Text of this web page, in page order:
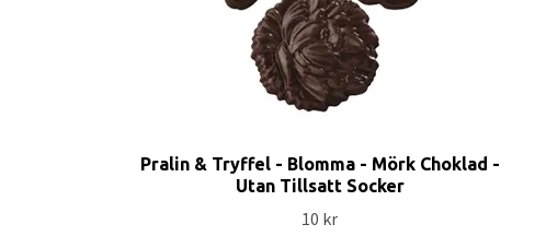
Pralin & Tryffel - Blomma - Mörk Choklad -
Utan Tillsatt Socker
10 kr